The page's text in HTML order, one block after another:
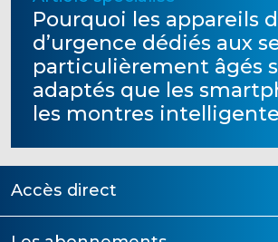
Pourquoi les appareils
d’urgence dédiés aux
particulièrement âgés
adaptés que les
les montres
Accès direct